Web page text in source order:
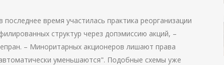
время участилась практика реорганизации
структур через допэмиссию акций, –
– Миноритарных акционеров лишают права
уменьшаются". Подобные схемы уже